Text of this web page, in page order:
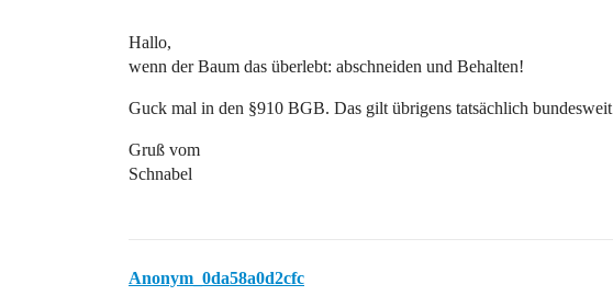
Hallo,
wenn der Baum das überlebt: abschneiden und Behalten!
Guck mal in den §910 BGB. Das gilt übrigens tatsächlich bundesweit
Gruß vom
Schnabel
Anonym_0da58a0d2cfc